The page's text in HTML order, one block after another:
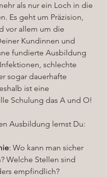
als nur ein Loch in die
Es geht um Präzision,
vor allem um die
Kundinnen und
fundierte Ausbildung
schlechte
sogar dauerhafte
ist eine
Schulung das A und O!
Ausbildung lernst Du:
: Wo kann man sicher
Welche Stellen sind
empfindlich?